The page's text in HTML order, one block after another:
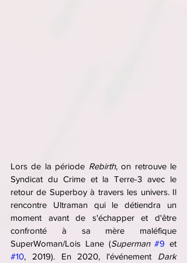
Lors de la période Rebirth, on retrouve le
Syndicat du Crime et la Terre-3 avec le
retour de Superboy à travers les univers. Il
rencontre Ultraman qui le détiendra un
moment avant de s'échapper et d'être
confronté à sa mère maléfique
SuperWoman/Lois Lane (Superman #9
#10, 2019). En 2020, l'événement Dark